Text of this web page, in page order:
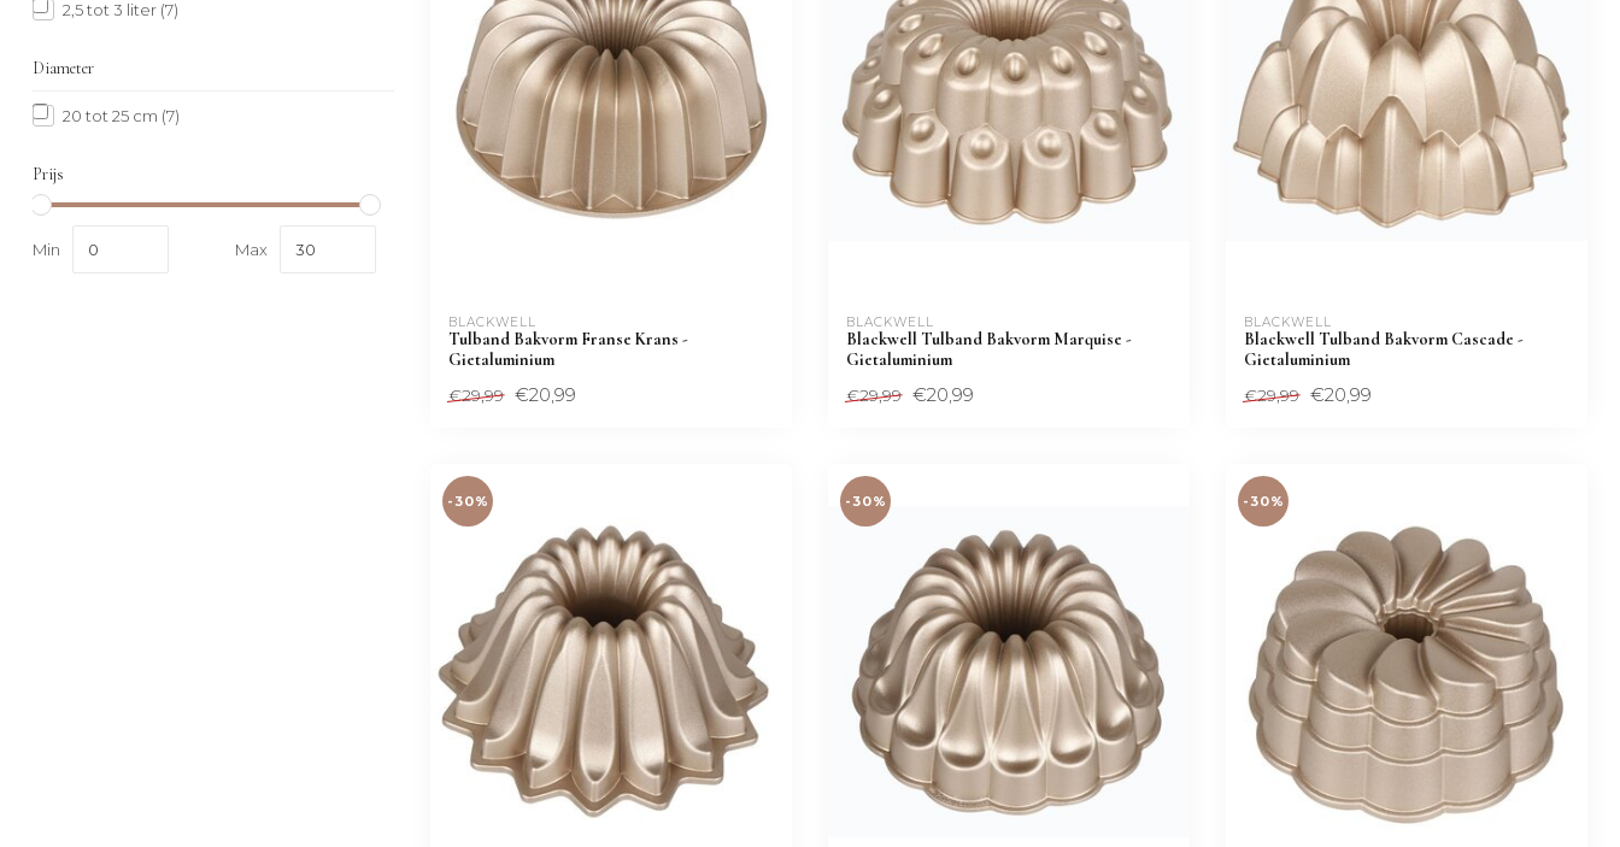
2,5 tot 3 liter (7)
Diameter
20 tot 25 cm (7)
Prijs
Min Max
BLACKWELL
Tulband Bakvorm Franse Krans -
Gietaluminium
€29,99 €20,99
BLACKWELL
Blackwell Tulband Bakvorm Marquise -
Gietaluminium
€29,99 €20,99
BLACKWELL
Blackwell Tulband Bakvorm Cascade -
Gietaluminium
€29,99 €20,99
-30% -30% -30%